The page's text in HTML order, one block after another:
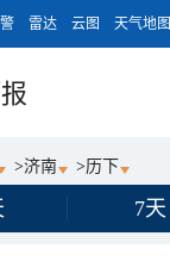
雷达 云图 天气地图
>济南 >历下
7天